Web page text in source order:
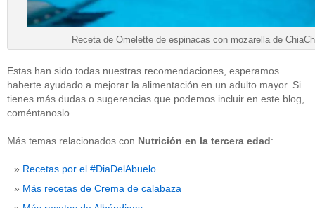
Receta de Omelette de espinacas con mozarella de
Estas han sido todas nuestras recomendaciones, esperamos
haberte ayudado a mejorar la alimentación en un adulto mayor. Si
tienes más dudas o sugerencias que podemos incluir en este blog,
coméntanoslo.
Más temas relacionados con Nutrición en la tercera edad:
Recetas por el #DiaDelAbuelo
Más recetas de Crema de calabaza